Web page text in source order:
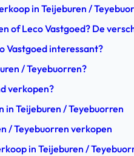
in Teijeburen /
of Leco Vastgoed? De
Vastgoed interessant?
/ Teyebuorren?
verkopen?
in Teijeburen / Teyebuorren
/ Teyebuorren verkopen
in Teijeburen /